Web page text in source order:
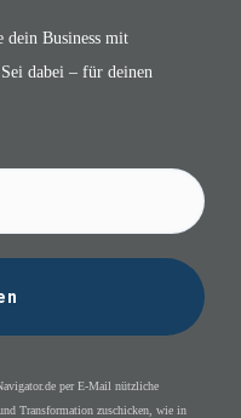
dein Business mit
dabei – für deinen
per E-Mail nützliche
Transformation zuschicken, wie in